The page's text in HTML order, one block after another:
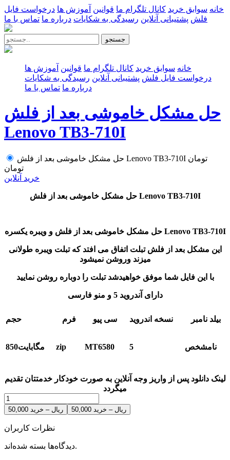
خانه سوابق خرید کانال تلگرام ما قوانین آموزش ها درخواست فایل
فلش پشتیبانی آنلاین رسیدگی به شکایات درباره ما تماس با ما
جستجو
خانه سوابق خرید کانال تلگرام ما قوانین آموزش ها
درخواست فایل فلش پشتیبانی آنلاین رسیدگی به شکایات
درباره ما تماس با ما
حل مشکل خاموشی بعد از فلش
Lenovo TB3-710I
حل مشکل خاموشی بعد از فلش Lenovo TB3-710I تومان
تومان
خرید آنلاین
حل مشکل خاموشی بعد از فلش Lenovo TB3-710I
حل مشکل خاموشی بعد از فلش و ویبره یکسره Lenovo TB3-710I
این مشکل بعد از فلش تبلت اتفاق می افتد که تبلت ویبره طولانی
میزند وروشن نمیشود
با این فایل شما موفق خواهیدشد تبلت را دوباره روشن نمایید
دارای آندروید 5 و منو فارسی
حجم فرم سی پیو نسخه اندروید بیلد نامبر
850مگابایت zip MT6580 5 نامشخص
لینک دانلود پس از واریز وجه آنلاین به صورت خودکار خدمتتان تقدیم
میگردد
50,000 ریال – خرید
نظرات کاربران
دیدگاه‌ها بسته شده‌اند.